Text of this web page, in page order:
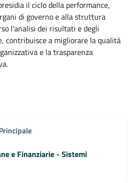
il ciclo della performance,
di governo e alla struttura
l'analisi dei risultati e degli
contribuisce a migliorare la qualità
e la trasparenza
e Finanziarie - Sistemi